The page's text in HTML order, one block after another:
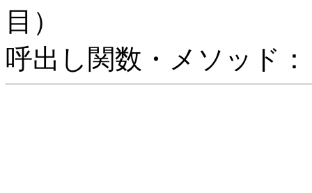
目）
呼出し関数・メソッド：